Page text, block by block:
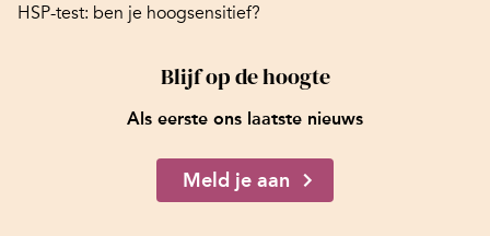
HSP-test: ben je hoogsensitief?
Blijf op de hoogte
Als eerste ons laatste nieuws
Meld je aan